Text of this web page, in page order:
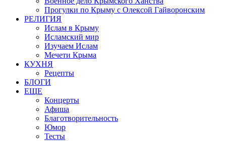
Прогулки по Крыму с Олексой Гайворонским
РЕЛИГИЯ
Ислам в Крыму
Исламский мир
Изучаем Ислам
Мечети Крыма
КУХНЯ
Рецепты
БЛОГИ
ЕЩЕ
Концерты
Афиша
Благотворительность
Юмор
Тесты